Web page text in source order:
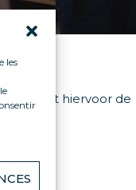
les
zij heeft hiervoor de